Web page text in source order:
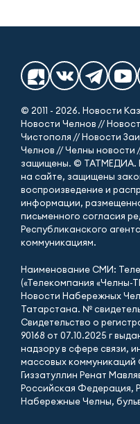
© 2011 - 2026. Новости
Новости Челнов //
Чистополя // Новости
Челнов // Челны новости
защищены. © ТАТМЕДИА.
на сайте, защищены
воспроизведение и
информации,
письменного согласия
Республиканского
коммуникациям.
Наименование СМИ:
(«Телекомпания «Челны-
Новости Набережных
Татарстана. №
Свидетельство о
90168 от 07.10.2025 г
надзору в сфере связи,
массовых
Гиззатуллин Ренат
Российская Федерация,
Набережные Челны,